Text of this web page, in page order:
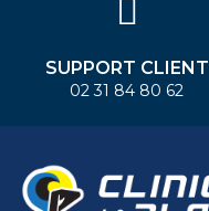
SUPPORT CLIENT
02 31 84 80 62